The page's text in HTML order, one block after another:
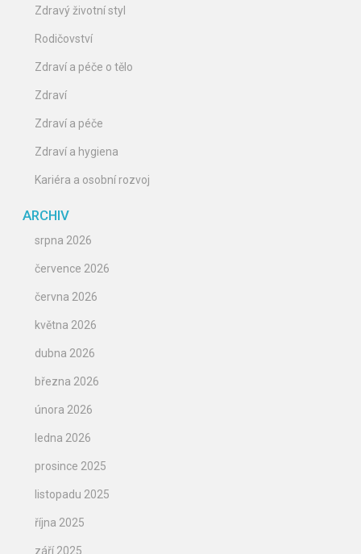
Zdravý životní styl
Rodičovství
Zdraví a péče o tělo
Zdraví
Zdraví a péče
Zdraví a hygiena
Kariéra a osobní rozvoj
ARCHIV
srpna 2026
července 2026
června 2026
května 2026
dubna 2026
března 2026
února 2026
ledna 2026
prosince 2025
listopadu 2025
října 2025
září 2025